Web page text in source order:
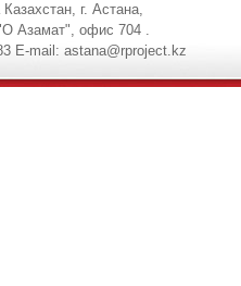
г. Астана,
Азамат", офис 704 .
E-mail: astana@rproject.kz